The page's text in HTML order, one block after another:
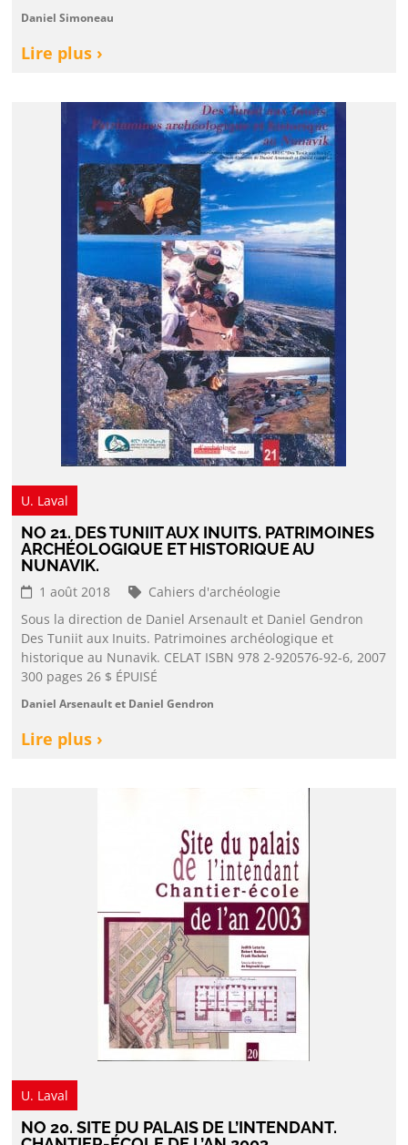
Daniel Simoneau
Lire plus ›
U. Laval
NO 21. DES TUNIIT AUX INUITS. PATRIMOINES
ARCHÉOLOGIQUE ET HISTORIQUE AU
NUNAVIK.
1 août 2018
Cahiers d'archéologie
Sous la direction de Daniel Arsenault et Daniel Gendron
Des Tuniit aux Inuits. Patrimoines archéologique et
historique au Nunavik. CELAT ISBN 978 2-920576-92-6, 2007
300 pages 26 $ ÉPUISÉ
Daniel Arsenault et Daniel Gendron
Lire plus ›
U. Laval
NO 20. SITE DU PALAIS DE L’INTENDANT.